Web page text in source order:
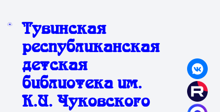
Тувинская
республиканская
детская
библиотека им.
К.И. Чуковского